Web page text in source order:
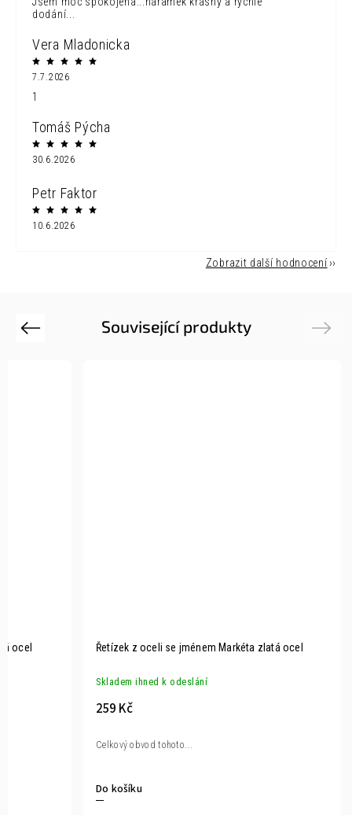
dodání...
Vera Mladonicka
7.7.2026
1
Tomáš Pýcha
30.6.2026
Petr Faktor
10.6.2026
Zobrazit další hodnocení
Související produkty
Previous
ocel Řetízek z oceli se jménem Markéta zlatá ocel
Skladem ihned k odeslání
259 Kč
Do košíku
Celkový obvod tohoto...
Next